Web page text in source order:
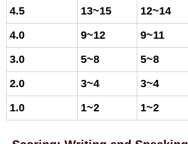
4.5
13~15 12~14
4.0
9~12 9~11
3.0
5~8 5~8
2.0
3~4 3~4
1.0
1~2 1~2